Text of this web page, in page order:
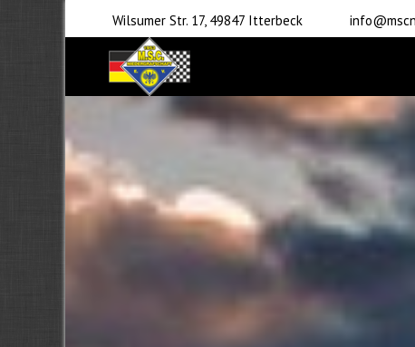
Wilsumer Str. 17, 49847 Itterbeck